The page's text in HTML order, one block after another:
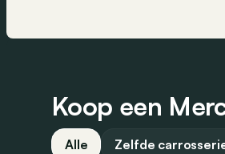
Koop een
Alle Zelfde